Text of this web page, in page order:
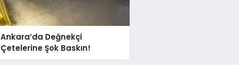
Ankara’da Değnekçi
Çetelerine Şok Baskın!